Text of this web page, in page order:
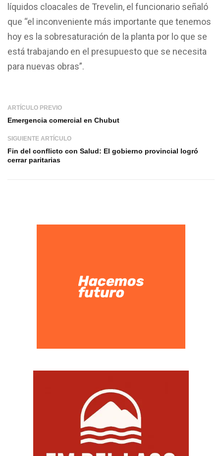
líquidos cloacales de Trevelin, el funcionario señaló
que “el inconveniente más importante que tenemos
hoy es la sobresaturación de la planta por lo que se
está trabajando en el presupuesto que se necesita
para nuevas obras”.
ARTÍCULO PREVIO
Emergencia comercial en Chubut
SIGUIENTE ARTÍCULO
Fin del conflicto con Salud: El gobierno provincial logró
cerrar paritarias